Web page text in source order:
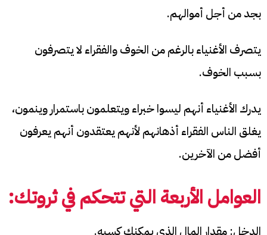
بجد من أجل أموالهم.
يتصرف الأغنياء بالرغم من الخوف والفقراء لا يتصرفون
بسبب الخوف.
يدرك الأغنياء أنهم ليسوا خبراء ويتعلمون باستمرار وينمون،
يغلق الناس الفقراء أذهانهم لأنهم يعتقدون أنهم يعرفون
أفضل من الآخرين.
العوامل الأربعة التي تتحكم في ثروتك:
الدخل: مقدار المال الذي يمكنك كسبه.